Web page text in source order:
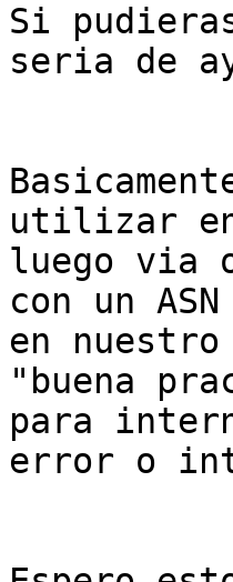
Si
seria de
utilizar en
luego via
con un
en
"buena
para
error o